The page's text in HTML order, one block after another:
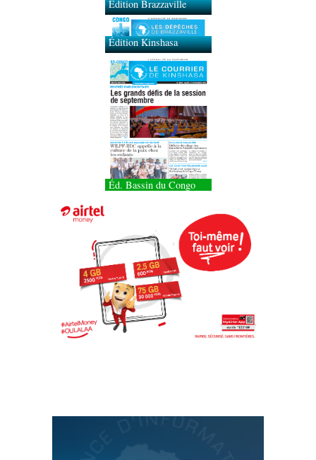
Édition Brazzaville
Édition Kinshasa
Éd. Bassin du Congo